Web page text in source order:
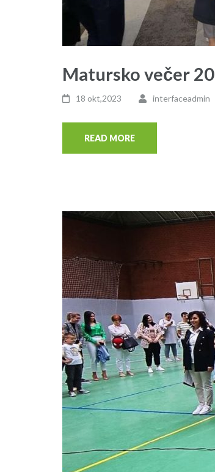
Matursko večer
18 okt,2023 interfaceadmin
READ MORE